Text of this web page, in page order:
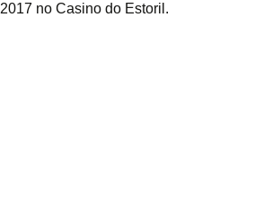
no Casino do Estoril.